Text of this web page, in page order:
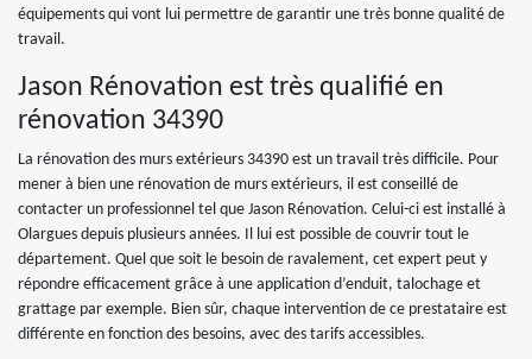
équipements qui vont lui permettre de garantir une très bonne qualité de
travail.
Jason Rénovation est très qualifié en
rénovation 34390
La rénovation des murs extérieurs 34390 est un travail très difficile. Pour
mener à bien une rénovation de murs extérieurs, il est conseillé de
contacter un professionnel tel que Jason Rénovation. Celui-ci est installé à
Olargues depuis plusieurs années. Il lui est possible de couvrir tout le
département. Quel que soit le besoin de ravalement, cet expert peut y
répondre efficacement grâce à une application d’enduit, talochage et
grattage par exemple. Bien sûr, chaque intervention de ce prestataire est
différente en fonction des besoins, avec des tarifs accessibles.